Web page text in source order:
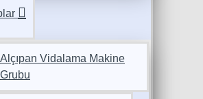
Alçıpan Vidalama Makine
Grubu